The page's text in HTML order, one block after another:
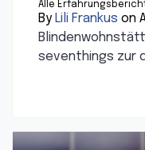
Alle
By Lili Frankus on
seventhings zur